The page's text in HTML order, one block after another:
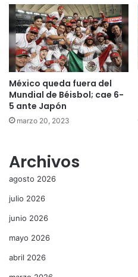
México queda fuera del
Mundial de Béisbol; cae 6-
5 ante Japón
marzo 20, 2023
Archivos
agosto 2026
julio 2026
junio 2026
mayo 2026
abril 2026